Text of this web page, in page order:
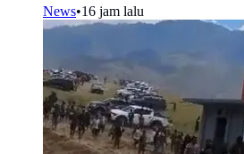
News•16 jam lalu